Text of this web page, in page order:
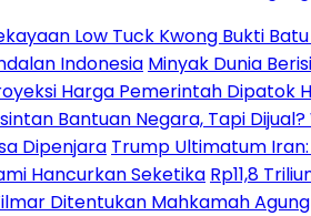
Low Tuck Kwong Bukti Batu Bara
IndonesiaMinyak Dunia Berisiko
Harga Pemerintah Dipatok
Bantuan Negara, Tapi Dijual?
Trump Ultimatum Iran:
SeketikaRp11,8 Triliun
Mahkamah Agung